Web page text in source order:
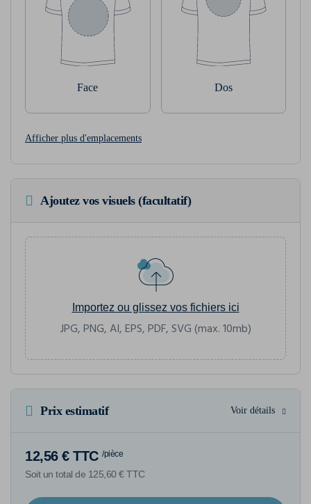
Face Dos
Afficher plus d'emplacements
Ajoutez vos visuels (facultatif)
Importez ou glissez vos fichiers ici
JPG, PNG, AI, EPS, PDF, SVG (max. 10mb)
Prix estimatif Voir détails
12,56 € TTC /pièce
Soit un total de 125,60 € TTC